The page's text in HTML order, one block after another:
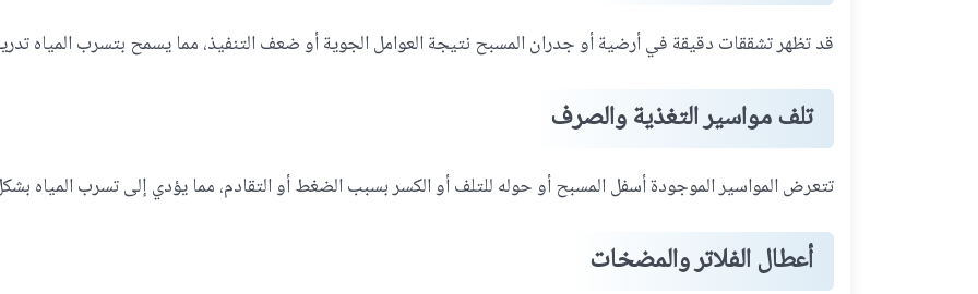
قد تظهر تشققات دقيقة في أرضية أو جدران المسبح نتيجة العوامل الجوية أو ضعف التنفيذ، مما يسمح بتسرب المياه
تلف مواسير التغذية والصرف
تتعرض المواسير الموجودة أسفل المسبح أو حوله للتلف أو الكسر بسبب الضغط أو التقادم، مما يؤدي إلى تسرب المياه
أعطال الفلاتر والمضخات